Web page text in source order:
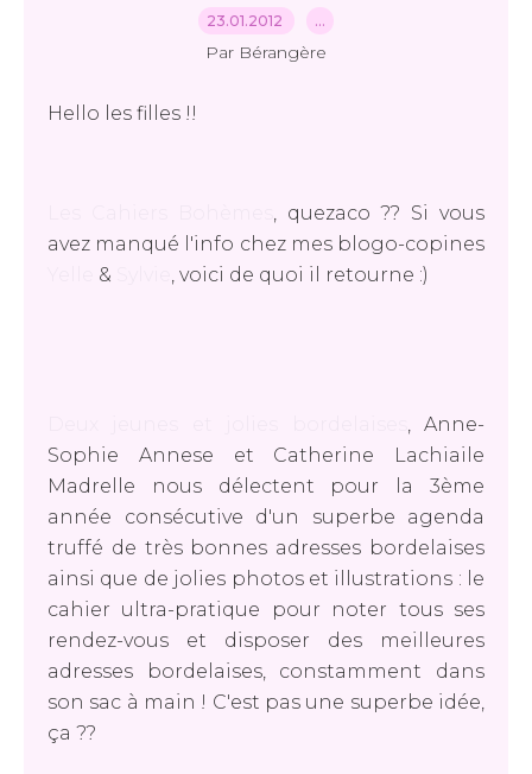
23.01.2012 …
Par Bérangère
Hello les filles !!
, quezaco ?? Si vous
avez manqué l'info chez mes blogo-copines
& , voici de quoi il retourne :)
, Anne-
Sophie Annese et Catherine Lachiaile
Madrelle nous délectent pour la 3ème
année consécutive d'un superbe agenda
truffé de très bonnes adresses bordelaises
ainsi que de jolies photos et illustrations : le
cahier ultra-pratique pour noter tous ses
rendez-vous et disposer des meilleures
adresses bordelaises, constamment dans
son sac à main ! C'est pas une superbe idée,
ça ??